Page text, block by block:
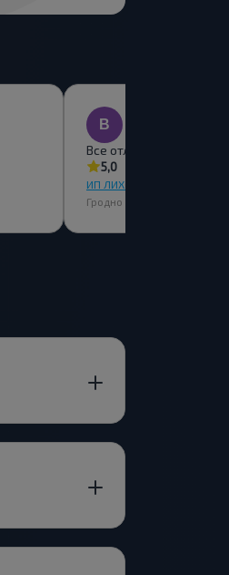
Все отлично
5,0
ИП ЛИХОРАД А.Н. (12В)
Гродно - Лида